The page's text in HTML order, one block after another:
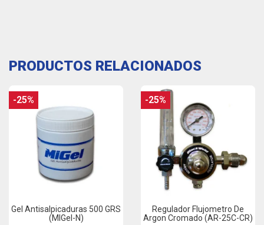
PRODUCTOS RELACIONADOS
Gel Antisalpicaduras 500 GRS
(MIGel-N)
-25%
Regulador Flujometro De
Argon Cromado (AR-25C-CR)
-25%